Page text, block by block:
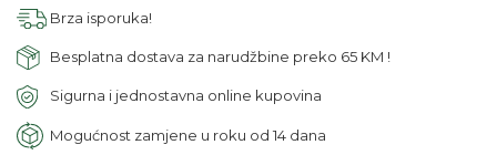
Brza isporuka!
Besplatna dostava za narudžbine preko 65 KM !
Sigurna i jednostavna online kupovina
Mogućnost zamjene u roku od 14 dana